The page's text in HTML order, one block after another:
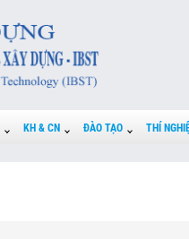
KH & CN ĐÀO TẠO THÍ